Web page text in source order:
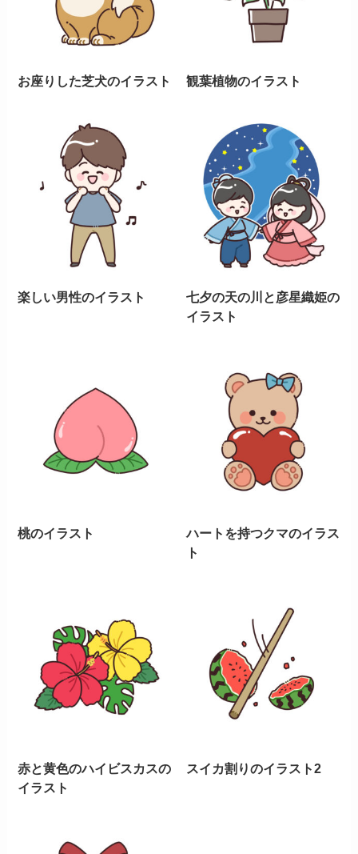
お座りした芝犬のイラスト 観葉植物のイラスト
楽しい男性のイラスト
七夕の天の川と彦星織姫の
イラスト
桃のイラスト
ハートを持つクマのイラス
ト
赤と黄色のハイビスカスの
イラスト
スイカ割りのイラスト2